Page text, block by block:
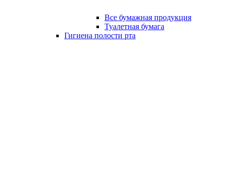
Все бумажная продукция
Туалетная бумага
Гигиена полости рта